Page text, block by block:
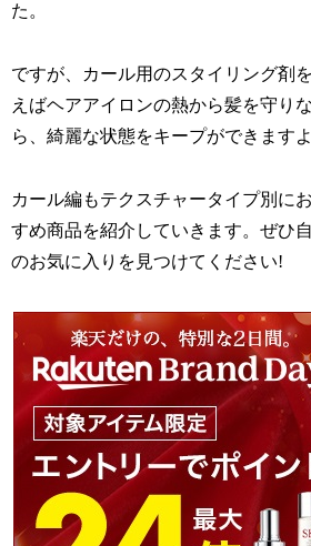
た。
ですが、カール用のスタイリング剤
えばヘアアイロンの熱から髪を守り
ら、綺麗な状態をキープができますよ
カール編もテクスチャータイプ別に
すめ商品を紹介していきます。ぜひ
のお気に入りを見つけてください!